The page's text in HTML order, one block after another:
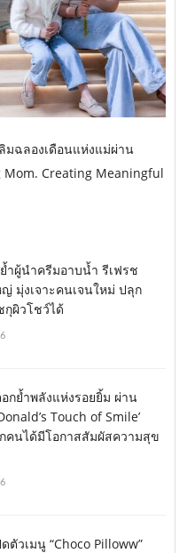
มฉลองเดือนแห่งแม่ผ่าน
Mom. Creating Meaningful
ำผู้นำครีมอาบน้ำ รีเฟรช
มุ่งเจาะคนเจนใหม่ ปลุก
กุผิวโชว์ได้
กย้ำพลังแห่งรอยยิ้ม ผ่าน
Touch of Smile’
คนได้มีโอกาสสัมผัสความสุข
ดตัวเมนู “Choco Pilloww”